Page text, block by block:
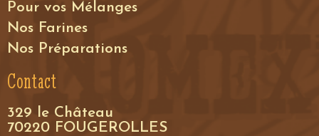
Pour vos Mélanges
Nos Farines
Nos Préparations
Contact
329 le Château
70220 FOUGEROLLES